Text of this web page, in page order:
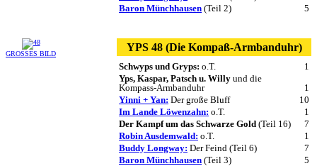
Baron Münchhausen (Teil 2) 5
GROSSES BILD
YPS 48 (Die Kompaß-Armbanduhr)
Schwyps und Gryps: o.T.
1
Yps, Kaspar, Patsch u. Willy und die
Kompass-Armbanduhr
1
Yinni + Yan: Der große Bluff
10
Im Lande Löwenzahn: o.T.
1
Der Kampf um das Schwarze Gold (Teil 16)
7
Robin Ausdemwald: o.T.
1
Buddy Longway: Der Feind (Teil 6)
7
Baron Münchhausen (Teil 3) 5